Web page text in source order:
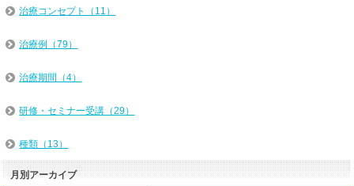
治療コンセプト（11）
治療例（79）
治療期間（4）
研修・セミナー受講（29）
種類（13）
月別アーカイブ